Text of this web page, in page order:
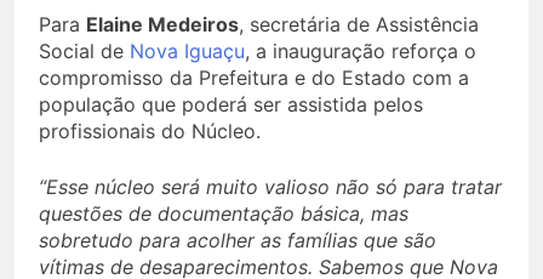
Para Elaine Medeiros, secretária de Assistência
Social de Nova Iguaçu, a inauguração reforça o
compromisso da Prefeitura e do Estado com a
população que poderá ser assistida pelos
profissionais do Núcleo.
“Esse núcleo será muito valioso não só para tratar
questões de documentação básica, mas
sobretudo para acolher as famílias que são
vítimas de desaparecimentos. Sabemos que Nova